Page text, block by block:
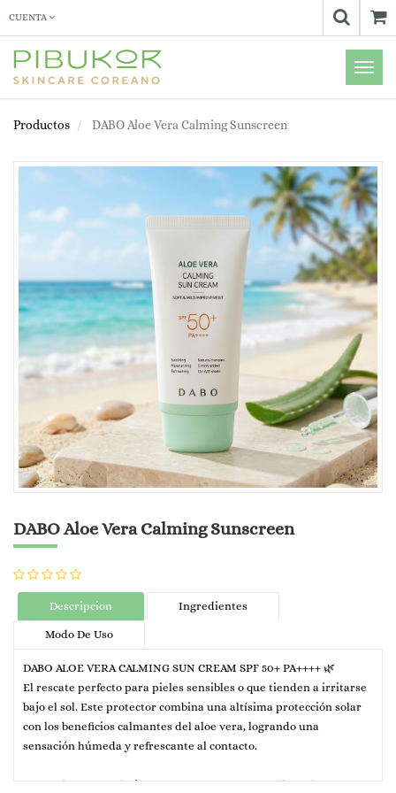
CUENTA
Menú
de
Productos
DABO Aloe Vera Calming Sunscreen
DABO Aloe Vera Calming Sunscreen
Descripcion Ingredientes
Modo De Uso
DABO ALOE VERA CALMING SUN CREAM SPF 50+ PA++++ 🌿
El rescate perfecto para pieles sensibles o que tienden a irritarse
bajo el sol. Este protector combina una altísima protección solar
con los beneficios calmantes del aloe vera, logrando una
sensación húmeda y refrescante al contacto.
DABO Aloe Vera Calming Sun Cream: Protector solar calmante e